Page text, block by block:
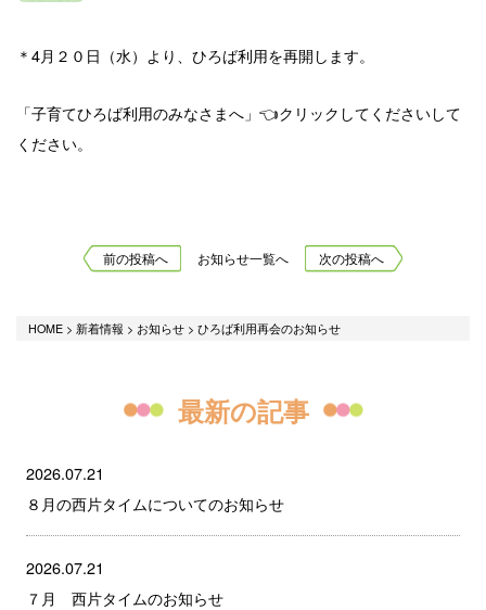
＊4月２０日（水）より、ひろば利用を再開します。
「子育てひろば利用のみなさまへ」👈クリックしてくださいして
ください。
前の投稿へ お知らせ一覧へ 次の投稿へ
HOME> 新着情報 > お知らせ> ひろば利用再会のお知らせ
最新の記事
2026.07.21
８月の西片タイムについてのお知らせ
2026.07.21
７月 西片タイムのお知らせ